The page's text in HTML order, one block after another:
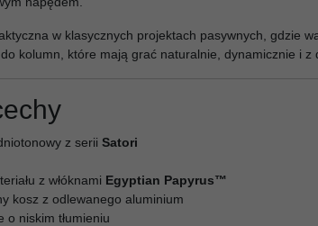
w klasycznych projektach pasywnych, gdzie
kolumn, które mają grać naturalnie, dynamicznie i z
z serii Satori
z włóknami Egyptian Papyrus™
kosz z odlewanego aluminium
o niskim tłumieniu